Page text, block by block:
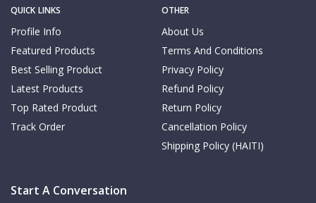
QUICK LINKS
Profile Info
Featured Products
Best Selling Product
Latest Products
Top Rated Product
Track Order
OTHER
About Us
Terms And Conditions
Privacy Policy
Refund Policy
Return Policy
Cancellation Policy
Shipping Policy (HAITI)
Start A Conversation